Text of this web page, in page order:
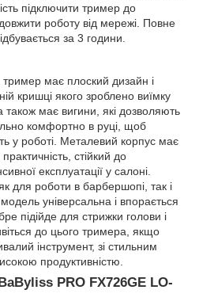
підключити тример до
роботу від мережі. Повне
за 3 години.
має плоский дизайн і
кришці якого зроблено виїмку
має вигини, які дозволяють
комфортно в руці, щоб
у роботі. Металевий корпус має
стійкий до
експлуатації у салоні.
для роботи в барбершопі, так і
універсальна і впорається
підійде для стрижки голови і
до цього тримера, якщо
інструмент, зі стильним
продуктивністю.
PRO FX726GE LO-